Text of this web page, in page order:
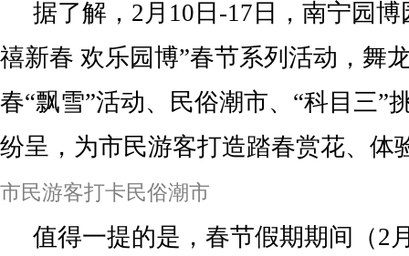
据了解，2月10日-17日，南宁园博
禧新春 欢乐园博”春节系列活动，舞
春“飘雪”活动、民俗潮市、“科目三”
纷呈，为市民游客打造踏春赏花、体
市民游客打卡民俗潮市
值得一提的是，春节假期期间（2